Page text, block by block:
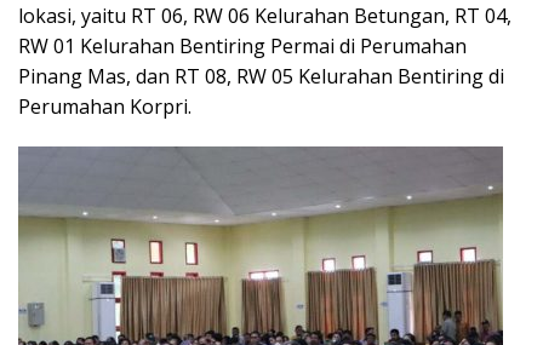
lokasi, yaitu RT 06, RW 06 Kelurahan Betungan, RT 04,
RW 01 Kelurahan Bentiring Permai di Perumahan
Pinang Mas, dan RT 08, RW 05 Kelurahan Bentiring di
Perumahan Korpri.